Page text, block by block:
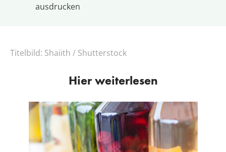
ausdrucken
Titelbild: Shaiith / Shutterstock
Hier weiterlesen